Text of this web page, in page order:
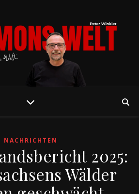
NACHRICHTEN
2025:
Wälder